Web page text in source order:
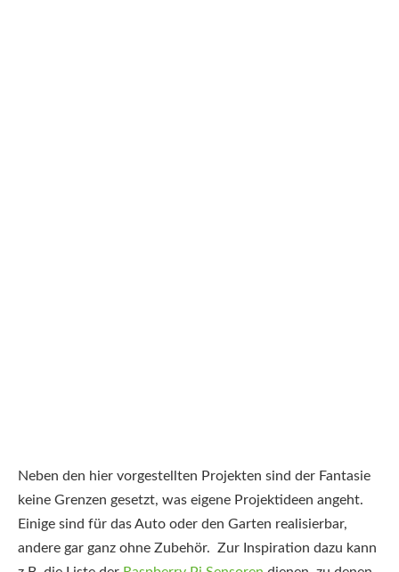
Neben den hier vorgestellten Projekten sind der Fantasie
keine Grenzen gesetzt, was eigene Projektideen angeht.
Einige sind für das Auto oder den Garten realisierbar,
andere gar ganz ohne Zubehör. Zur Inspiration dazu kann